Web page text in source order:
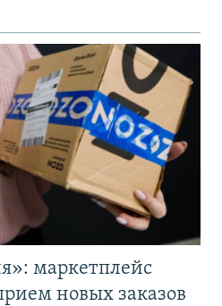
маркетплейс
новых заказов